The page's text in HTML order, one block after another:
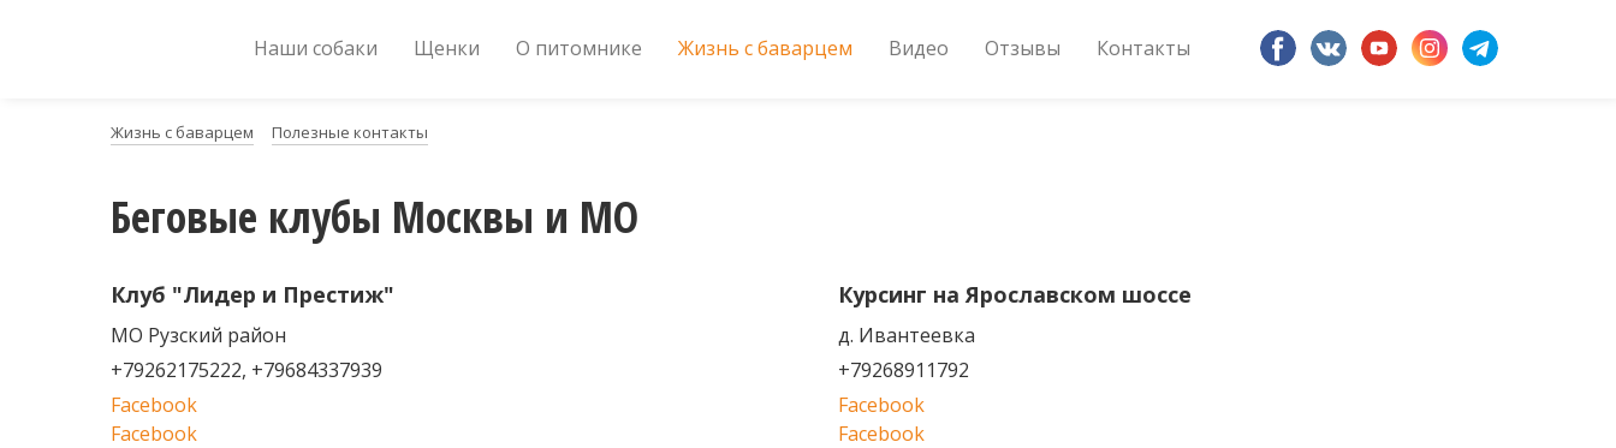
Наши собаки Щенки О питомнике Жизнь с баварцем Видео Отзывы Контакты
Жизнь с баварцем Полезные контакты
Беговые клубы Москвы и МО
Клуб "Лидер и Престиж"
МО Рузский район
+79262175222, +79684337939
Facebook
Facebook
Курсинг на Ярославском шоссе
д. Ивантеевка
+79268911792
Facebook
Facebook